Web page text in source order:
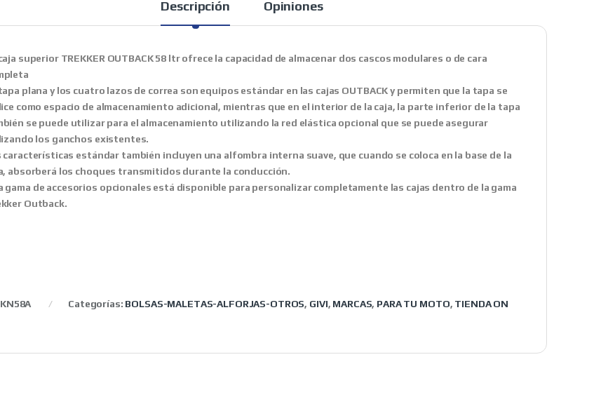
Descripción Opiniones
superior TREKKER OUTBACK 58 ltr ofrece la capacidad de almacenar dos cascos modulares o de cara
plana y los cuatro lazos de correa son equipos estándar en las cajas OUTBACK y permiten que la tapa se
como espacio de almacenamiento adicional, mientras que en el interior de la caja, la parte inferior de la tapa
se puede utilizar para el almacenamiento utilizando la red elástica opcional que se puede asegurar
los ganchos existentes.
características estándar también incluyen una alfombra interna suave, que cuando se coloca en la base de la
absorberá los choques transmitidos durante la conducción.
gama de accesorios opcionales está disponible para personalizar completamente las cajas dentro de la gama
Outback.
Categorías: BOLSAS-MALETAS-ALFORJAS-OTROS, GIVI, MARCAS, PARA TU MOTO, TIENDA ON